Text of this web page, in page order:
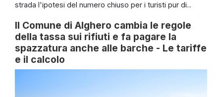
strada l'ipotesi del numero chiuso per i turisti pur di...
Il Comune di Alghero cambia le regole
della tassa sui rifiuti e fa pagare la
spazzatura anche alle barche - Le tariffe
e il calcolo